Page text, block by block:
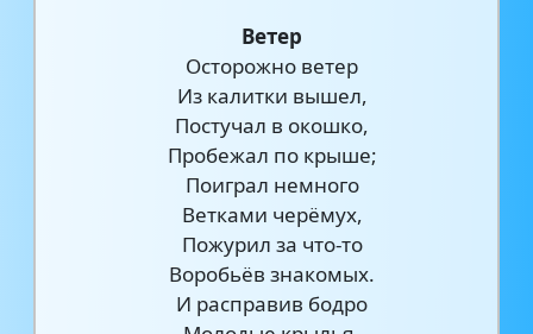
Ветер
Осторожно ветер
Из калитки вышел,
Постучал в окошко,
Пробежал по крыше;
Поиграл немного
Ветками черёмух,
Пожурил за что-то
Воробьёв знакомых.
И расправив бодро